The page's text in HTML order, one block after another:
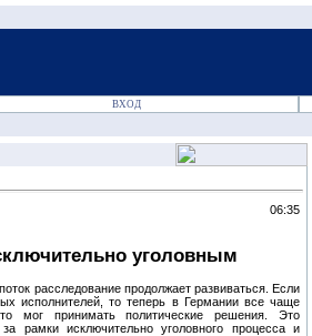
ВХОД
06:35
уголовным
расследование продолжает развиваться. Если
исполнителей, то теперь в Германии все чаще
мог принимать политические решения. Это
рамки исключительно уголовного процесса и